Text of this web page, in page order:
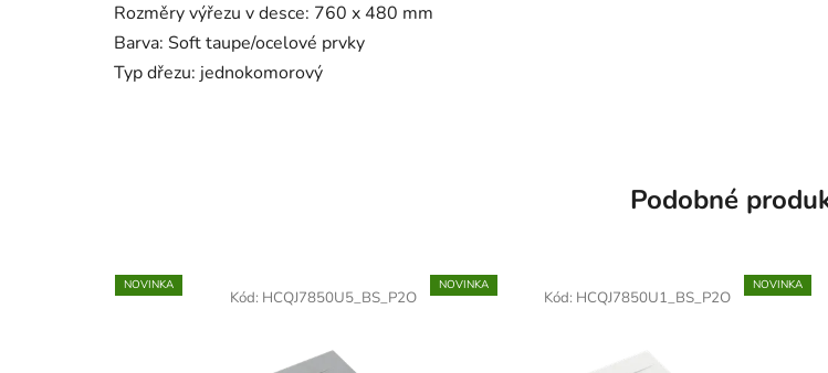
Rozměry výřezu v desce: 760 x 480 mm
Barva: Soft taupe/ocelové prvky
Typ dřezu: jednokomorový
Podobné
NOVINKA
Kód: HCQJ7850U5_BS_P2O
NOVINKA
Kód: HCQJ7850U1_BS_P2O
NOVINKA